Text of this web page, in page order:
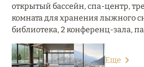
открытый бассейн, спа-центр,
комната для хранения лыжного
библиотека, 2 конференц-зала,
Еще